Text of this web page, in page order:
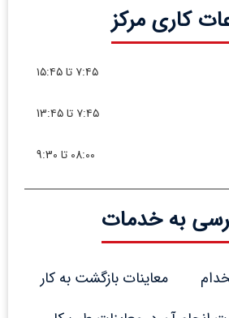
کاری مرکز
۷:۴۵ تا ۱۵:۴۵
۷:۴۵ تا 13:۴۵
08:00 تا 9:30
به خدمات
معاینات بازگشت به کار